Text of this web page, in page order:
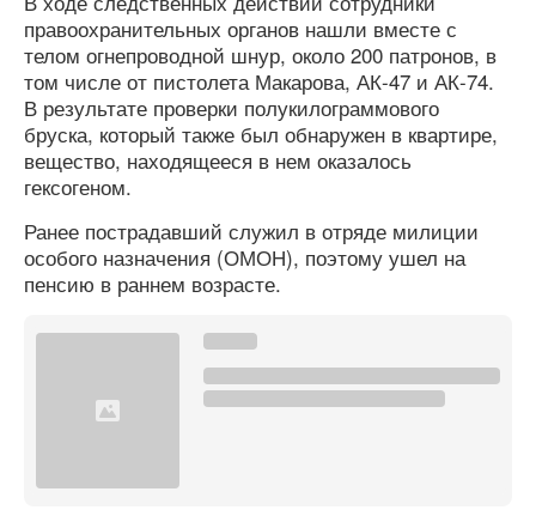
правоохранительных органов нашли вместе с
телом огнепроводной шнур, около 200 патронов, в
том числе от пистолета Макарова, АК-47 и АК-74.
В результате проверки полукилограммового
бруска, который также был обнаружен в квартире,
вещество, находящееся в нем оказалось
гексогеном.
Ранее пострадавший служил в отряде милиции
особого назначения (ОМОН), поэтому ушел на
пенсию в раннем возрасте.